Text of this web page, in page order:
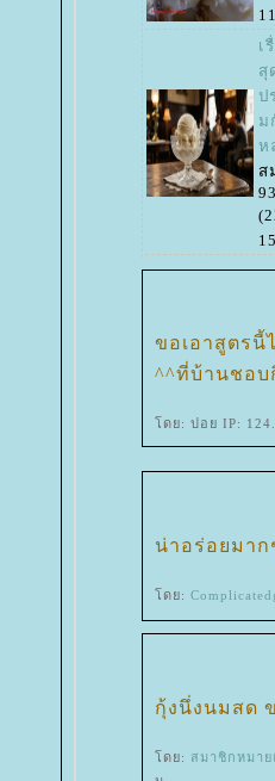
เ
สุ
ป
ม
ห
ส
ขอเอาสูตรนี้
^^ที่บ้านชอบ
ดย: ปอย IP:
น่าอร่อยมาก
ดย:
กุ้งนึ่งนมสด
ดย: สมาชิกหมาย